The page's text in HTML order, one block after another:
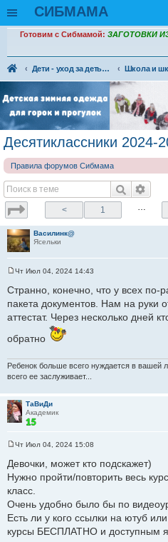
СИБМАМА
Готовим с Сибмамой: ЗАГОТОВКИ
Дети - уход за детьми, питание и воспитание детей.
Десятиклассники 2024-
Правила форумов Сибмама
< 1 …
Василинк@
Ясельки
о
б
е
и
Чт Июл 04, 2024 14:43
Странно, конечно, что у всех по-
пакета документов. Нам на руки
аттестат. Через несколько дней
обратно
Ребенок больше всего нуждается в вашей
всего ее заслуживает...
ТаВиДи
Академик
о
б
щ
е
н
е
Чт Июл 04, 2024 15:08
Девочки, может кто подскажет)
Нужно пройти/повторить весь
класс.
Очень удобно было бы по
Есть ли у кого ссылки на ютуб
курсы БЕСПЛАТНО и доступным